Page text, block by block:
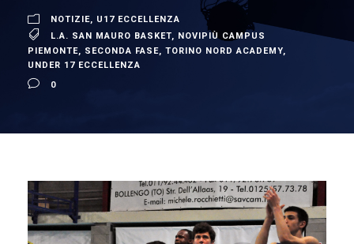
NOTIZIE, U17 ECCELLENZA
L.A. SAN MAURO BASKET, NOVIPIÙ CAMPUS
PIEMONTE, SECONDA FASE, TORINO NORD ACADEMY,
UNDER 17 ECCELLENZA
0